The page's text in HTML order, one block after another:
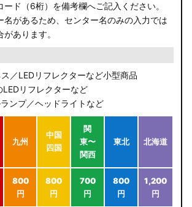
ド（6桁）を備考欄へご記入ください。
名があるため、センター名のみの入力では
あります。
／LEDリフレクターなど小型商品
リフレクターなど
ンプ／ヘッドライトなど
九州
中国
四国
関
東〜
関西
東北 北海道
800
円
800
円
700
円
800
円
1,200
円